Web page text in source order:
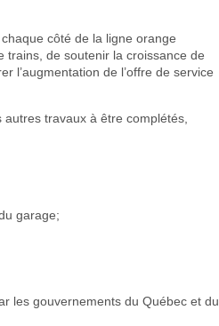
côté de la ligne orange
trains, de soutenir la croissance de
l’augmentation de l’offre de service
travaux à être complétés,
garage;
les gouvernements du Québec et du